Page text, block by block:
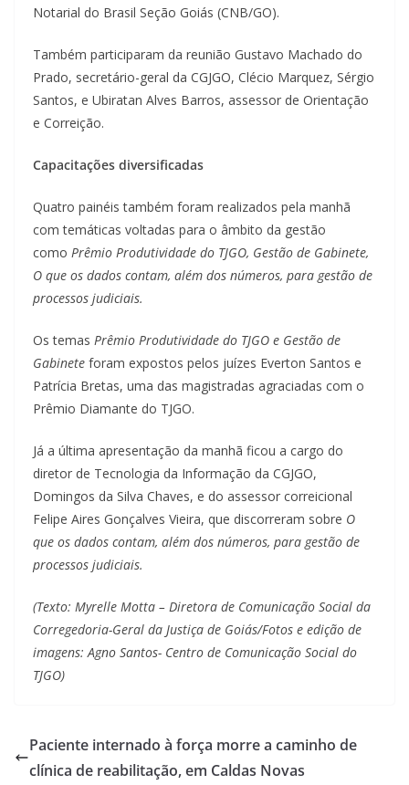
Notarial do Brasil Seção Goiás (CNB/GO).
Também participaram da reunião Gustavo Machado do
Prado, secretário-geral da CGJGO, Clécio Marquez, Sérgio
Santos, e Ubiratan Alves Barros, assessor de Orientação
e Correição.
Capacitações diversificadas
Quatro painéis também foram realizados pela manhã
com temáticas voltadas para o âmbito da gestão
como Prêmio Produtividade do TJGO, Gestão de Gabinete,
O que os dados contam, além dos números, para gestão de
processos judiciais.
Os temas Prêmio Produtividade do TJGO e Gestão de
Gabinete foram expostos pelos juízes Everton Santos e
Patrícia Bretas, uma das magistradas agraciadas com o
Prêmio Diamante do TJGO.
Já a última apresentação da manhã ficou a cargo do
diretor de Tecnologia da Informação da CGJGO,
Domingos da Silva Chaves, e do assessor correicional
Felipe Aires Gonçalves Vieira, que discorreram sobre O
que os dados contam, além dos números, para gestão de
processos judiciais.
(Texto: Myrelle Motta – Diretora de Comunicação Social da
Corregedoria-Geral da Justiça de Goiás/Fotos e edição de
imagens: Agno Santos- Centro de Comunicação Social do
TJGO)
Paciente internado à força morre a caminho de
clínica de reabilitação, em Caldas Novas